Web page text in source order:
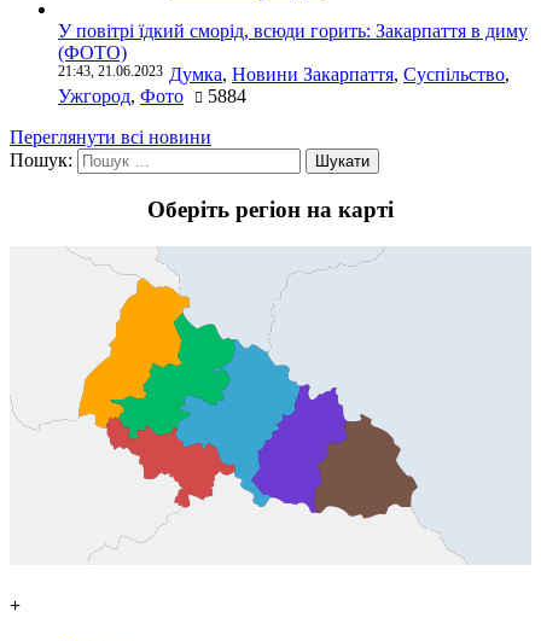
У повітрі їдкий сморід, всюди горить: Закарпаття в диму
(ФОТО)
21:43, 21.06.2023 Думка, Новини Закарпаття, Суспільство,
Ужгород, Фото
5884
Переглянути всі новини
Пошук:
Оберіть регіон на карті
+